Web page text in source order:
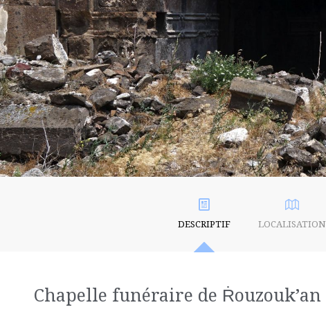
DESCRIPTIF LOCALISATION
Chapelle funéraire de Ṙouzouk’an